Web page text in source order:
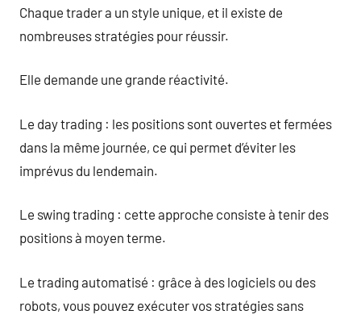
Chaque trader a un style unique, et il existe de
nombreuses stratégies pour réussir.
Elle demande une grande réactivité.
Le day trading : les positions sont ouvertes et fermées
dans la même journée, ce qui permet d’éviter les
imprévus du lendemain.
Le swing trading : cette approche consiste à tenir des
positions à moyen terme.
Le trading automatisé : grâce à des logiciels ou des
robots, vous pouvez exécuter vos stratégies sans